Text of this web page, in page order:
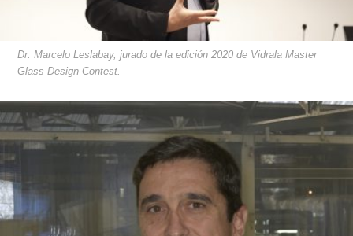
Dr. Marcelo Leslabay, jurado de la edición 2020 de Vidrala Master
Glass Design Contest.